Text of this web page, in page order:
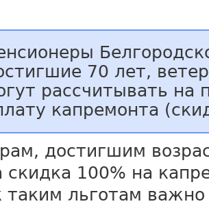
70 лет,
рассчитывать на
капремонта
достигшим
скидка 100% на
таким льготам